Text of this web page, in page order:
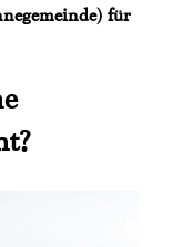
für